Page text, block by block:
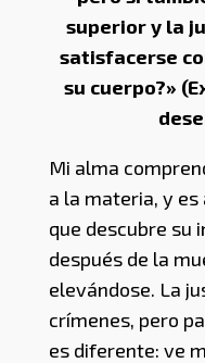
superior y la
satisfacerse
su cuerpo?»
Mi alma
a la materia, y
que descubre su
después de la
elevándose. La
crímenes, pero
es diferente: ve